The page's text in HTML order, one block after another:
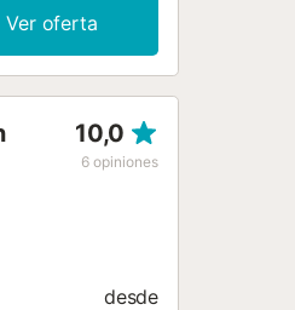
y
a
Ver oferta
10,0
6 opiniones
desde